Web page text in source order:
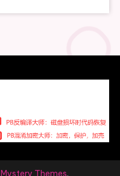
Mystery Themes.